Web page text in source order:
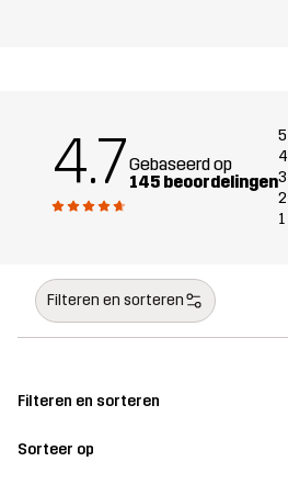
4.7Gebaseerd op
145 beoordelingen
5
4
3
2
1
Filteren en sorteren
Filteren en sorteren
Sorteer op